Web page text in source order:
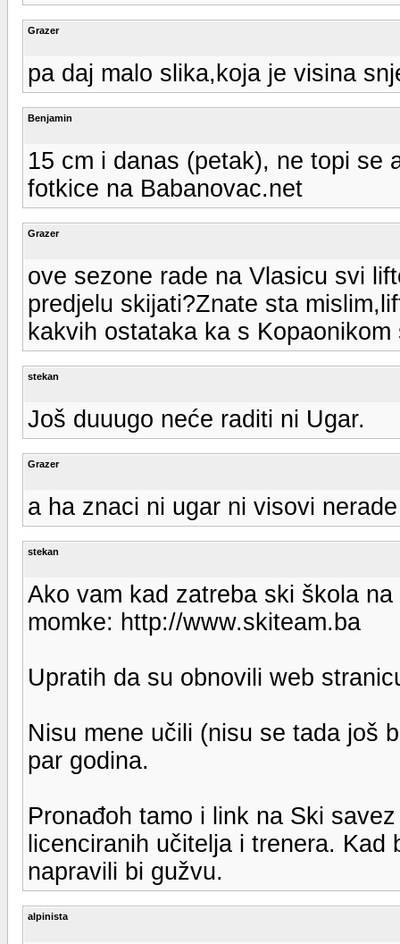
Grazer
pa daj malo slika,koja je visina
Benjamin
15 cm i danas (petak), ne topi se
fotkice na Babanovac.net
Grazer
ove sezone rade na Vlasicu svi
predjelu skijati?Znate sta
kakvih ostataka ka s Kopaonikom
stekan
Još duuugo neće raditi ni Ugar.
Grazer
a ha znaci ni ugar ni visovi nerade
stekan
Ako vam kad zatreba ski škola
momke: http://www.skiteam.ba
Upratih da su obnovili web
Nisu mene učili (nisu se tada još
par godina.
Pronađoh tamo i link na Ski
licenciranih učitelja i trenera.
napravili bi gužvu.
alpinista